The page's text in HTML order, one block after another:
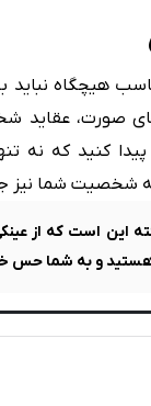
هیچگاه نباید
صورت، عقاید
پیدا کنید که نه
شخصیت شما نیز
این است که از
هستید و به شما حس